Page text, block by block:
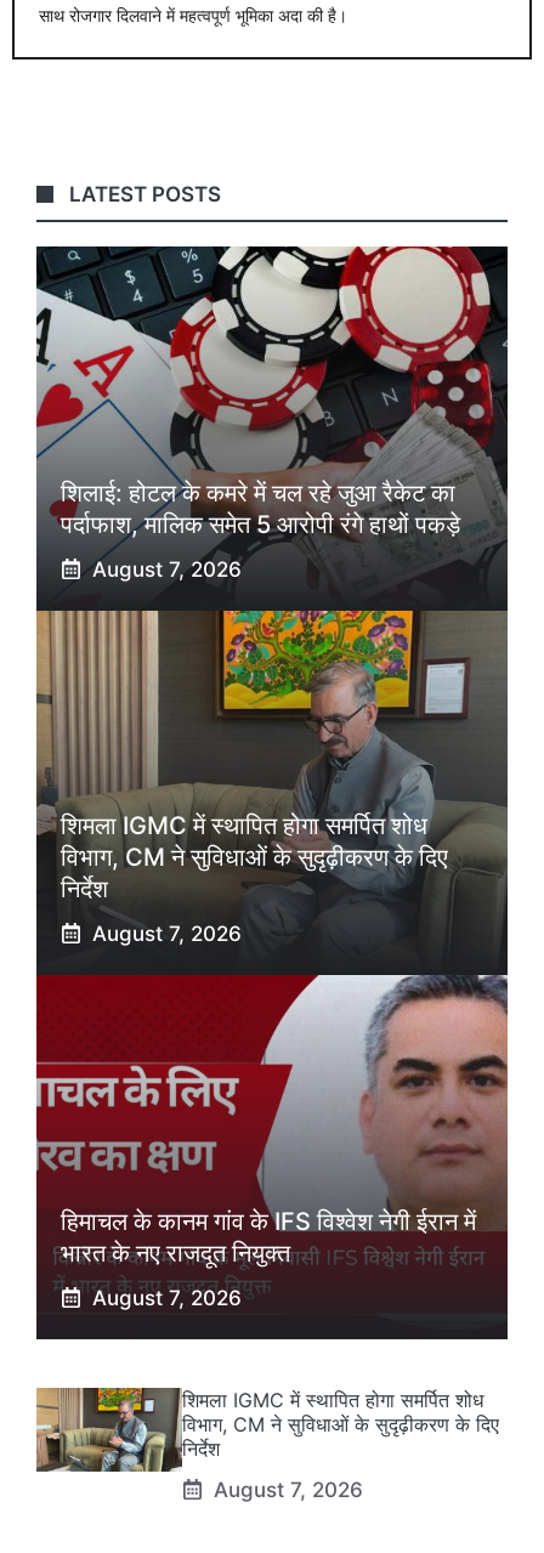
साथ रोजगार दिलवाने में महत्वपूर्ण भूमिका अदा की है।
LATEST POSTS
शिलाई: होटल के कमरे में चल रहे जुआ रैकेट का
पर्दाफाश, मालिक समेत 5 आरोपी रंगे हाथों पकड़े
August 7, 2026
शिमला IGMC में स्थापित होगा समर्पित शोध
विभाग, CM ने सुविधाओं के सुदृढ़ीकरण के दिए
निर्देश
August 7, 2026
हिमाचल के कानम गांव के IFS विश्वेश नेगी ईरान में
भारत के नए राजदूत नियुक्त
August 7, 2026
शिमला IGMC में स्थापित होगा समर्पित शोध
विभाग, CM ने सुविधाओं के सुदृढ़ीकरण के दिए
निर्देश
August 7, 2026